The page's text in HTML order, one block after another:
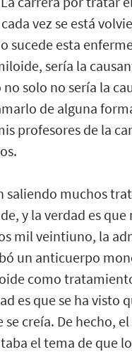
vez se está
sucede esta
sería la
solo no sería la
de alguna
profesores de la
saliendo muchos
y la verdad es
mil veintiuno, la
un anticuerpo
como
es que se ha visto
creía. De hecho,
el tema de que